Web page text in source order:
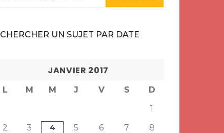
CHERCHER UN SUJET PAR DATE
JANVIER 2017
L M M J V S
D
1
2
3 4 5 6 7
8